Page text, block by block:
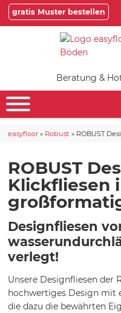
gratis Muster bestellen
Beratung &
easyfloor » Robust » ROBUST
ROBUST
Klickfliesen
Designfliesen
verlegt!
Unsere Designfliesen der
hochwertiges Design mit
die dazu die bewährten